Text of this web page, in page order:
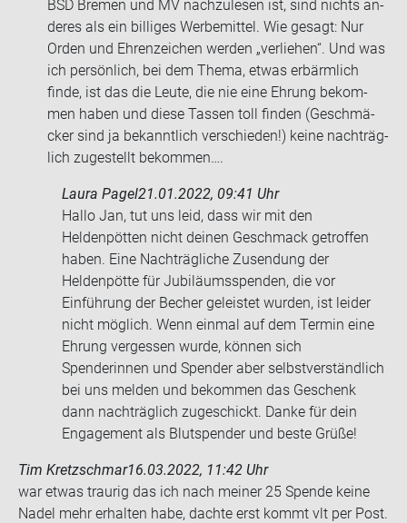
BSD Bre­men und MV nach­zu­le­sen ist, sind nichts an­
de­res als ein bil­li­ges Wer­be­mit­tel. Wie ge­sagt: Nur
Orden und Eh­ren­zei­chen wer­den „ver­lie­hen“. Und was
ich per­sön­lich, bei dem Thema, etwas er­bärm­lich
finde, ist das die Leute, die nie eine Eh­rung be­kom­
men haben und diese Tas­sen toll fin­den (Ge­schmä­
cker sind ja be­kannt­lich ver­schie­den!) keine nach­träg­
lich zu­ge­stellt be­kom­men….
Laura Pagel21.01.2022, 09:41 Uhr
Hallo Jan, tut uns leid, dass wir mit den
Heldenpötten nicht deinen Geschmack getroffen
haben. Eine Nachträgliche Zusendung der
Heldenpötte für Jubiläumsspenden, die vor
Einführung der Becher geleistet wurden, ist leider
nicht möglich. Wenn einmal auf dem Termin eine
Ehrung vergessen wurde, können sich
Spenderinnen und Spender aber selbstverständlich
bei uns melden und bekommen das Geschenk
dann nachträglich zugeschickt. Danke für dein
Engagement als Blutspender und beste Grüße!
Tim Kretzschmar16.03.2022, 11:42 Uhr
war etwas trau­rig das ich nach mei­ner 25 Spen­de keine
Nadel mehr er­hal­ten habe, dach­te erst kommt vlt per Post.